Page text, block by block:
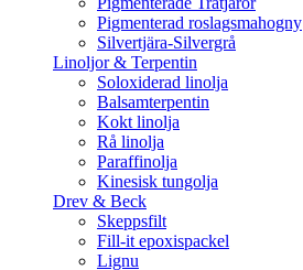
Pigmenterad roslagsmahogny
Silvertjära-Silvergrå
Linoljor & Terpentin
Soloxiderad linolja
Balsamterpentin
Kokt linolja
Rå linolja
Paraffinolja
Kinesisk tungolja
Drev & Beck
Skeppsfilt
Fill-it epoxispackel
Lignu